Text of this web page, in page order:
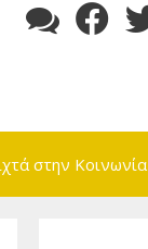
στην Κοινωνία